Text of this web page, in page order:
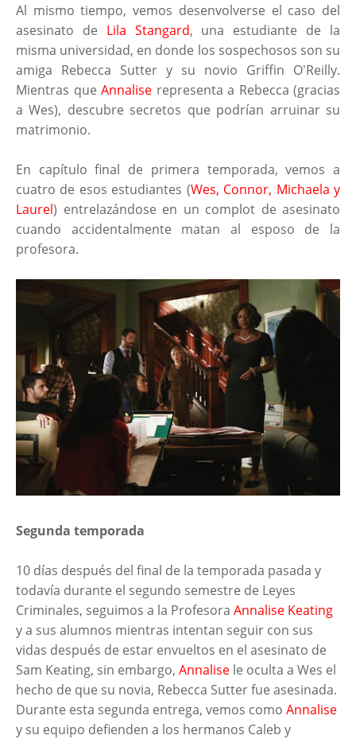
Al mismo tiempo, vemos desenvolverse el caso del
asesinato de Lila Stangard, una estudiante de la
misma universidad, en donde los sospechosos son su
amiga Rebecca Sutter y su novio Griffin O'Reilly.
Mientras que Annalise representa a Rebecca (gracias
a Wes), descubre secretos que podrían arruinar su
matrimonio.
En capítulo final de primera temporada, vemos a
cuatro de esos estudiantes (Wes, Connor, Michaela y
Laurel) entrelazándose en un complot de asesinato
cuando accidentalmente matan al esposo de la
profesora.
Segunda temporada
10 días después del final de la temporada pasada y
todavía durante el segundo semestre de Leyes
Criminales, seguimos a la Profesora Annalise Keating
y a sus alumnos mientras intentan seguir con sus
vidas después de estar envueltos en el asesinato de
Sam Keating, sin embargo, Annalise le oculta a Wes el
hecho de que su novia, Rebecca Sutter fue asesinada.
Durante esta segunda entrega, vemos como Annalise
y su equipo defienden a los hermanos Caleb y